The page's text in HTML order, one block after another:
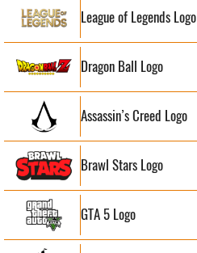
League of Legends Logo
Dragon Ball Logo
Assassin’s Creed Logo
Brawl Stars Logo
GTA 5 Logo